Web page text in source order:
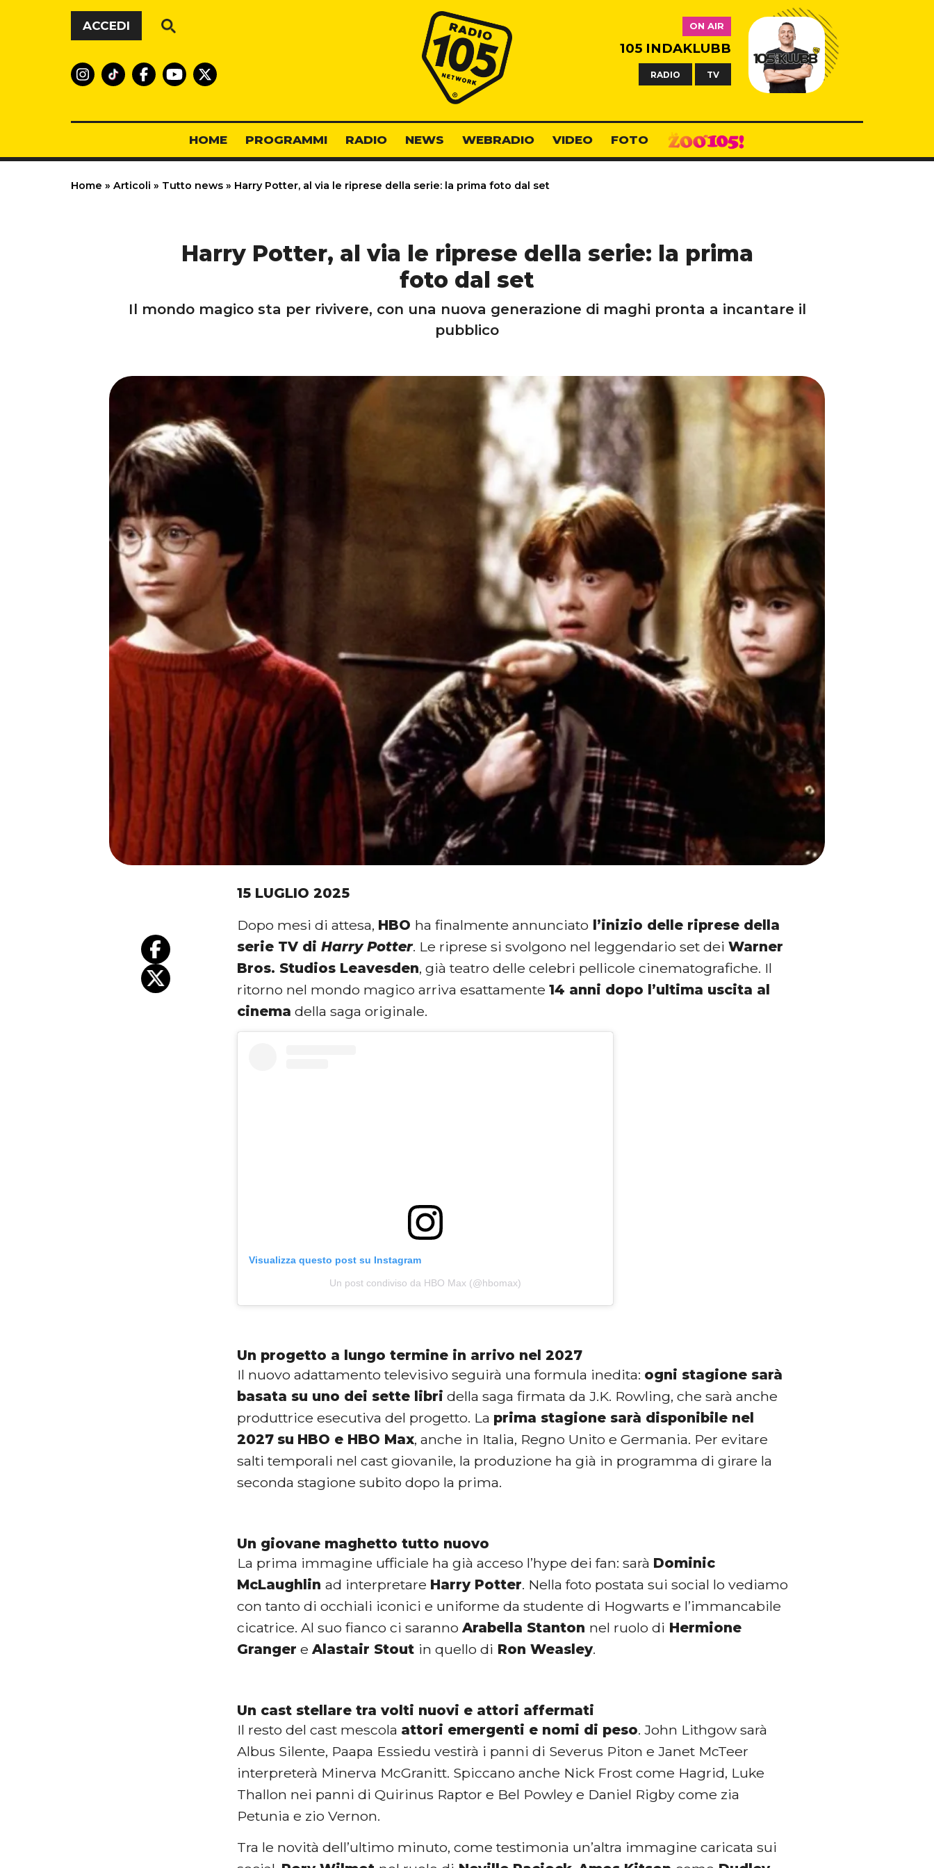
Vai al contenuto
ACCEDI
Radio 105
ON AIR
105 INDAKLUBB
RADIO TV
HOME PROGRAMMI RADIO NEWS WEBRADIO VIDEO FOTO
Home » Articoli » Tutto news » Harry Potter, al via le riprese della serie: la prima foto dal set
Harry Potter, al via le riprese della serie: la prima
foto dal set
Il mondo magico sta per rivivere, con una nuova generazione di maghi pronta a incantare il
pubblico
15 LUGLIO 2025
Dopo mesi di attesa, HBO ha finalmente annunciato l’inizio delle riprese della
serie TV diHarry Potter. Le riprese si svolgono nel leggendario set deiWarner
Bros. Studios Leavesden, già teatro delle celebri pellicole cinematografiche. Il
ritorno nel mondo magico arriva esattamente14 anni dopo l’ultima uscita al
cinema della saga originale.
Visualizza questo post su Instagram
Un post condiviso da HBO Max (@hbomax)
Un progetto a lungo termine in arrivo nel 2027
Il nuovo adattamento televisivo seguirà una formula inedita: ogni stagione sarà
basata su uno dei sette libri della saga firmata da J.K. Rowling, che sarà anche
produttrice esecutiva del progetto. La prima stagione sarà disponibile nel
2027 su HBO e HBO Max, anche in Italia, Regno Unito e Germania. Per evitare
salti temporali nel cast giovanile, la produzione ha già in programma di girare la
seconda stagione subito dopo la prima.
Un giovane maghetto tutto nuovo
La prima immagine ufficiale ha già acceso l’hype dei fan: sarà Dominic
McLaughlinad interpretare Harry Potter. Nella foto postata sui social lo vediamo
con tanto di occhiali iconici e uniforme da studente di Hogwarts e l’immancabile
cicatrice. Al suo fianco ci sarannoArabella Stanton nel ruolo di Hermione
Granger eAlastair Stout in quello di Ron Weasley.
Un cast stellare tra volti nuovi e attori affermati
Il resto del cast mescola attori emergenti e nomi di peso. John Lithgow sarà
Albus Silente, Paapa Essiedu vestirà i panni di Severus Piton e Janet McTeer
interpreterà Minerva McGranitt. Spiccano anche Nick Frost come Hagrid, Luke
Thallon nei panni di Quirinus Raptor e Bel Powley e Daniel Rigby come zia
Petunia e zio Vernon.
Tra le novità dell’ultimo minuto, come testimonia un’altra immagine caricata sui